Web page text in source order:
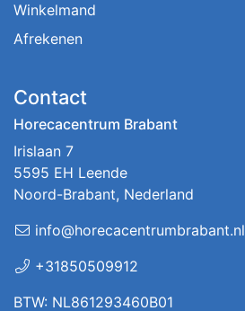
Winkelmand
Afrekenen
Contact
Horecacentrum Brabant
Irislaan 7
5595 EH Leende
Noord-Brabant, Nederland
info@horecacentrumbrabant.nl
+31850509912
BTW: NL861293460B01